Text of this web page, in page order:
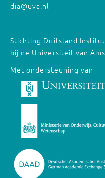
dia@uva.nl
Stichting Duitsland
bij de Universiteit van
Met ondersteuning van